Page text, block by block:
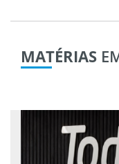
MATÉRIAS